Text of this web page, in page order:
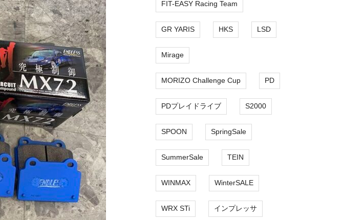
FIT-EASY Racing Team
GR YARIS HKS LSD
Mirage
MORIZO Challenge Cup PD
PDプレイドライブ S2000
SPOON SpringSale
SummerSale TEIN
WINMAX WinterSALE
WRX STi インプレッサ